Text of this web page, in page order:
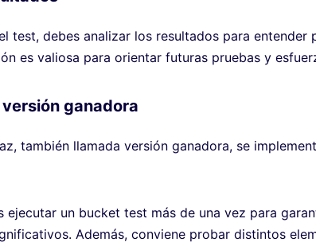
test, debes analizar los resultados para
es valiosa para orientar futuras pruebas y
ganadora
también llamada versión ganadora, se
ejecutar un bucket test más de una vez para
Además, conviene probar distintos